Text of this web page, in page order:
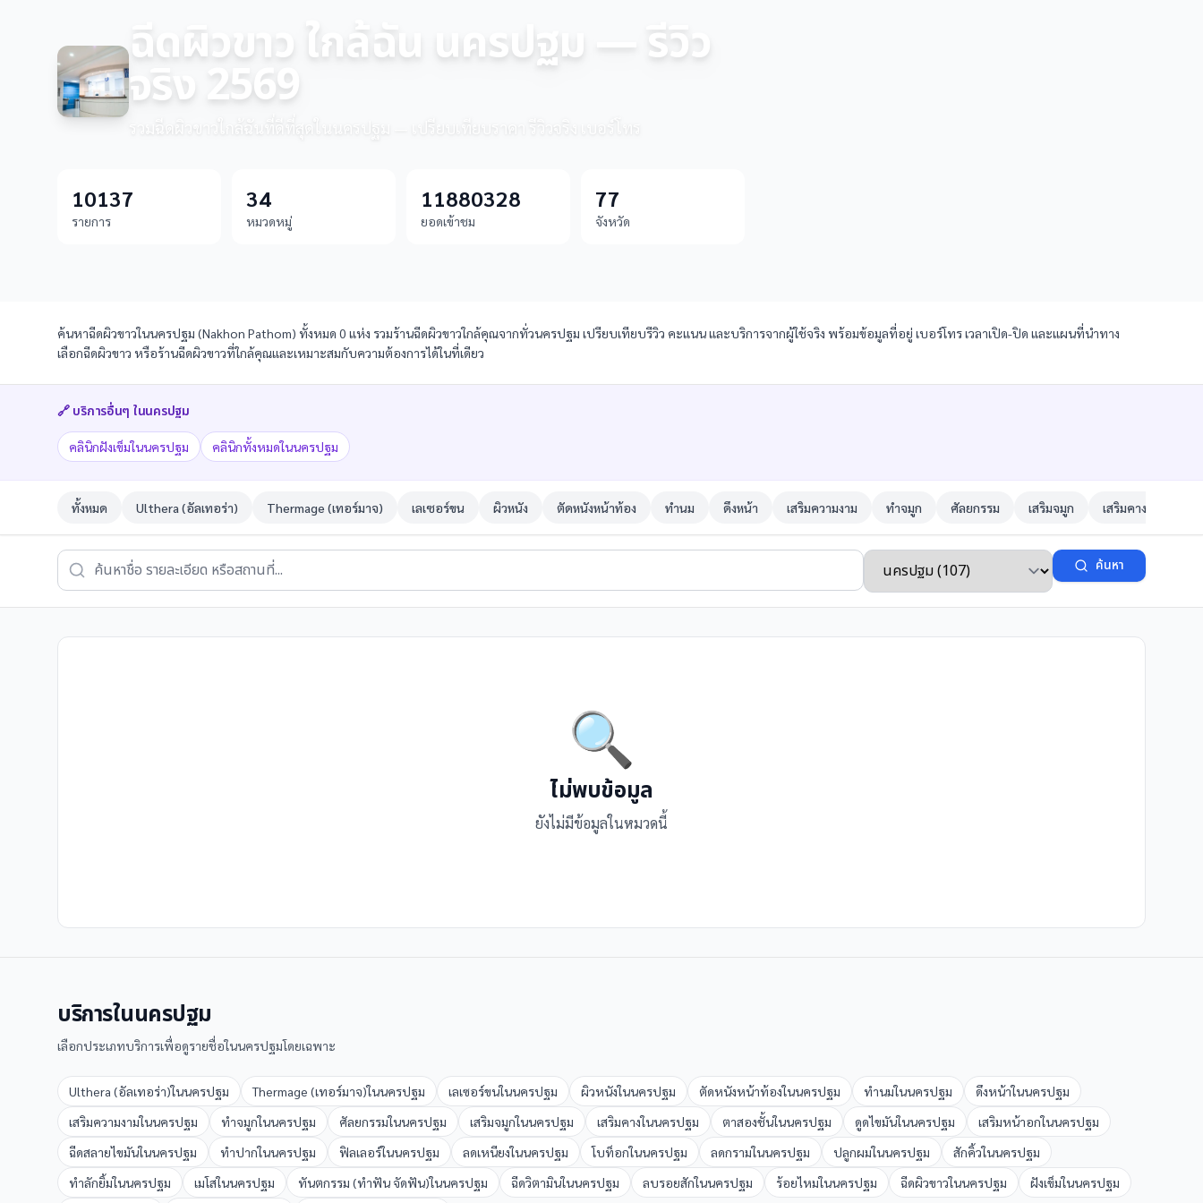
ฉีดผิวขาว ใกล้ฉัน นครปฐม — รีวิว
จริง 2569
รวมฉีดผิวขาวใกล้ฉันที่ดีที่สุดในนครปฐม — เปรียบเทียบราคา รีวิวจริง เบอร์โทร
10137
รายการ
34
หมวดหมู่
11880328
ยอดเข้าชม
77
จังหวัด
ค้นหาฉีดผิวขาวในนครปฐม (Nakhon Pathom) ทั้งหมด 0 แห่ง รวมร้านฉีดผิวขาวใกล้คุณจากทั่วนครปฐม เปรียบเทียบรีวิว คะแนน และบริการจากผู้ใช้จริง พร้อมข้อมูลที่อยู่ เบอร์โทร เวลาเปิด-ปิด และแผนที่นำทาง
เลือกฉีดผิวขาว หรือร้านฉีดผิวขาวที่ใกล้คุณและเหมาะสมกับความต้องการได้ในที่เดียว
🔗 บริการอื่นๆ ในนครปฐม
คลินิกฝังเข็มในนครปฐม คลินิกทั้งหมดในนครปฐม
ทั้งหมด Ulthera (อัลเทอร่า) Thermage (เทอร์มาจ) เลเซอร์ขน ผิวหนัง ตัดหนังหน้าท้อง ทำนม ดึงหน้า เสริมความงาม ทำจมูก ศัลยกรรม เสริมจมูก เสริมคาง
ค้นหา
🔍
ไม่พบข้อมูล
ยังไม่มีข้อมูลในหมวดนี้
บริการในนครปฐม
เลือกประเภทบริการเพื่อดูรายชื่อในนครปฐมโดยเฉพาะ
Ulthera (อัลเทอร่า)ในนครปฐม Thermage (เทอร์มาจ)ในนครปฐม เลเซอร์ขนในนครปฐม ผิวหนังในนครปฐม ตัดหนังหน้าท้องในนครปฐม ทำนมในนครปฐม ดึงหน้าในนครปฐม
เสริมความงามในนครปฐม ทำจมูกในนครปฐม ศัลยกรรมในนครปฐม เสริมจมูกในนครปฐม เสริมคางในนครปฐม ตาสองชั้นในนครปฐม ดูดไขมันในนครปฐม เสริมหน้าอกในนครปฐม
ฉีดสลายไขมันในนครปฐม ทำปากในนครปฐม ฟิลเลอร์ในนครปฐม ลดเหนียงในนครปฐม โบท็อกในนครปฐม ลดกรามในนครปฐม ปลูกผมในนครปฐม สักคิ้วในนครปฐม
ทำลักยิ้มในนครปฐม เมโสในนครปฐม ทันตกรรม (ทำฟัน จัดฟัน)ในนครปฐม ฉีดวิตามินในนครปฐม ลบรอยสักในนครปฐม ร้อยไหมในนครปฐม ฉีดผิวขาวในนครปฐม ฝังเข็มในนครปฐม